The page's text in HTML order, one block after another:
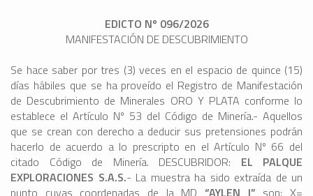
EDICTO Nº 096/2026
MANIFESTACIÓN DE DESCUBRIMIENTO
Se hace saber por tres (3) veces en el espacio de quince (15)
días hábiles que se ha proveído el Registro de Manifestación
de Descubrimiento de Minerales ORO Y PLATA conforme lo
establece el Artículo Nº 53 del Código de Minería.- Aquellos
que se crean con derecho a deducir sus pretensiones podrán
hacerlo de acuerdo a lo prescripto en el Artículo Nº 66 del
citado Código de Minería. DESCUBRIDOR: EL PALQUE
EXPLORACIONES S.A.S.- La muestra ha sido extraída de un